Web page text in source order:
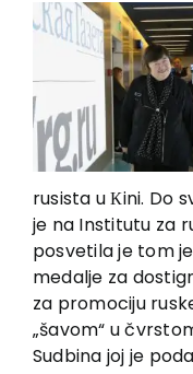
About us
Books
In preparation
Sale
Authors
EU PROJECTS
Contact
rusista u Кini. Do
je na Institutu za
posvetila je tom
medalje za
za promociju
„šavom“ u
Sudbina joj je